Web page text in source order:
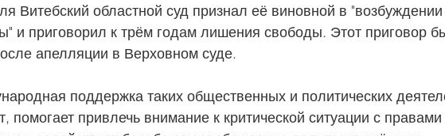
Витебский областной суд признал её виновной в
и приговорил к трём годам лишения свободы. Этот приговор
апелляции в Верховном суде.
поддержка таких общественных и политических
помогает привлечь внимание к критической ситуации с